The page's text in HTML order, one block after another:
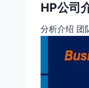
HP公司
分析介绍 团